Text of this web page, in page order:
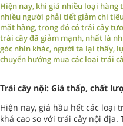
Hiện nay, khi giá nhiều loại hàng
nhiều người phải tiết giảm chi
mặt hàng, trong đó có trái cây
trái cây đã giảm mạnh, nhất là
góc nhìn khác, người ta lại thấy,
chuyển hướng mua các loại trái
Trái cây nội: Giá thấp, chất
Hiện nay, giá hầu hết các loại
khá cao so với trái cây nội địa.